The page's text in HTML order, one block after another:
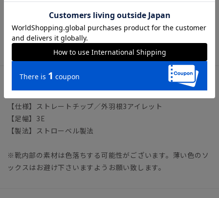
◆スーツに合うビジネスシューズ12選｜基本の一足をご紹介
ビジネス
アイテム詳細
【仕様】ストレートチップ／外羽根3アイレット
【足幅】3E
【製法】ストローベル製法
※靴内部の素材は色落ちする可能性がございます。薄い色のソ
ックスはお避け下さいますようお願い致します。